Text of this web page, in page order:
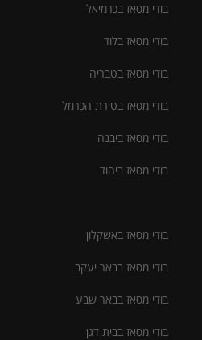
בודי מסאז בכרמיאל
בודי מסאז בלוד
בודי מסאז בטבריה
בודי מסאז בטירת הכרמל
בודי מסאז ביבנה
בודי מסאז ביהוד
בודי מסאז באשקלון
בודי מסאז בבאר יעקב
בודי מסאז בבאר שבע
בודי מסאז בבית דגן